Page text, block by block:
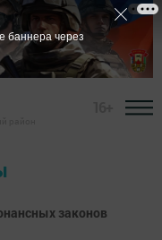
законов
баннера через